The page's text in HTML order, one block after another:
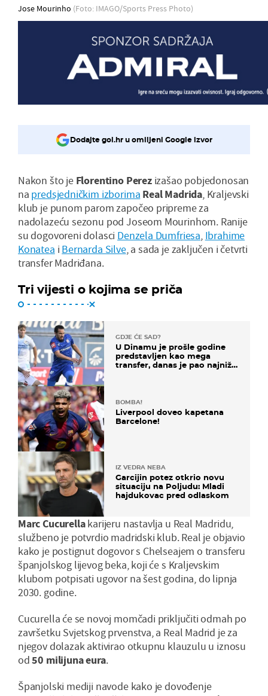
Jose Mourinho (Foto: IMAGO/Sports Press Photo)
Dodajte gol.hr u omiljeni Google izvor
Nakon što je Florentino Perez izašao pobjedonosan
na predsjedničkim izborima RealMadrida, Kraljevski
klub je punom parom započeo pripreme za
nadolazeću sezonu pod Joseom Mourinhom. Ranije
su dogovoreni dolasci Denzela Dumfriesa, Ibrahime
Konatea i Bernarda Silve, a sada je zaključen i četvrti
transfer Madriđana.
Tri vijesti o kojima se priča
GDJE ĆE SAD?
U Dinamu je prošle godine
predstavljen kao mega
transfer, danas je pao najniže
BOMBA!
Liverpool doveo kapetana
Barcelone!
IZ VEDRA NEBA
Garcijin potez otkrio novu
situaciju na Poljudu: Mladi
hajdukovac pred odlaskom
MarcCucurellakarijeru nastavlja u Real Madridu,
službeno je potvrdio madridski klub. Real je objavio
kako je postignut dogovor s Chelseajem o transferu
španjolskog lijevog beka, koji će s Kraljevskim
klubom potpisati ugovor na šest godina, do lipnja
2030. godine.
Cucurella će se novoj momčadi priključiti odmah po
završetku Svjetskog prvenstva, a Real Madrid je za
njegov dolazak aktivirao otkupnu klauzulu u iznosu
od50 milijuna eura.
Španjolski mediji navode kako je dovođenje